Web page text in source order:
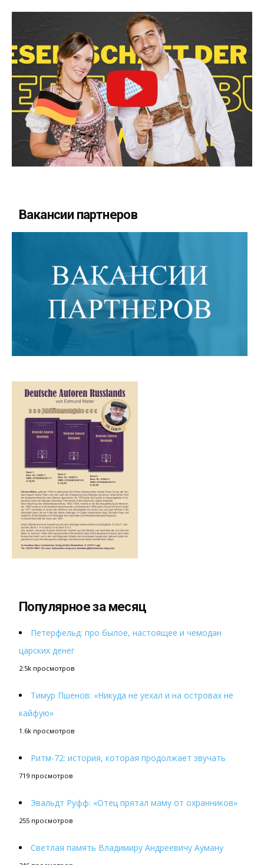
Вакансии партнеров
Популярное за месяц
Петерфельд: про былое, настоящее и чемодан
царских денег
2.5k просмотров
Тимур Пшенов: «Никуда не уехал и на островах не
кайфую»
1.6k просмотров
Ритм-72: история, которая продолжает звучать
719 просмотров
Эвальдт Руфф: «Отец прятал маму от охранников»
255 просмотров
Светлая память Владимиру Андреевичу Ауману